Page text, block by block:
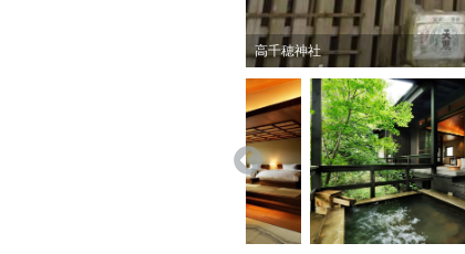
高千穂神社